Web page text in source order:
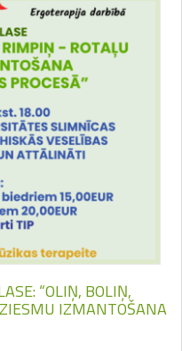
“OLIŅ, BOLIŅ,
IZMANTOŠANA